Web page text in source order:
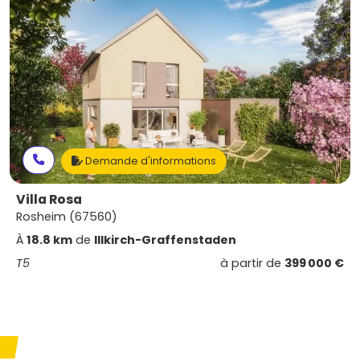
Demande d'informations
Villa Rosa
Rosheim (67560)
À 18.8 km de Illkirch-Graffenstaden
T5
à partir de 399 000 €